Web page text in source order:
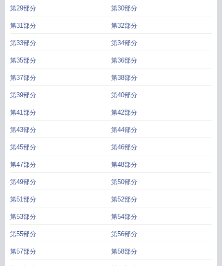
第29部分 第30部分
第31部分 第32部分
第33部分 第34部分
第35部分 第36部分
第37部分 第38部分
第39部分 第40部分
第41部分 第42部分
第43部分 第44部分
第45部分 第46部分
第47部分 第48部分
第49部分 第50部分
第51部分 第52部分
第53部分 第54部分
第55部分 第56部分
第57部分 第58部分